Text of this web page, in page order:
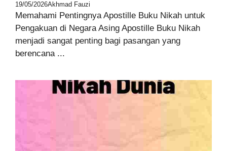
19/05/2026Akhmad Fauzi
Memahami Pentingnya Apostille Buku Nikah untuk
Pengakuan di Negara Asing Apostille Buku Nikah
menjadi sangat penting bagi pasangan yang
berencana ...